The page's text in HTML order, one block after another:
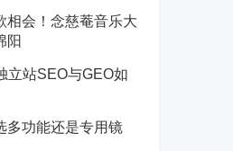
相会！念慈菴音乐大
阳
立站SEO与GEO如
多功能还是专用镜